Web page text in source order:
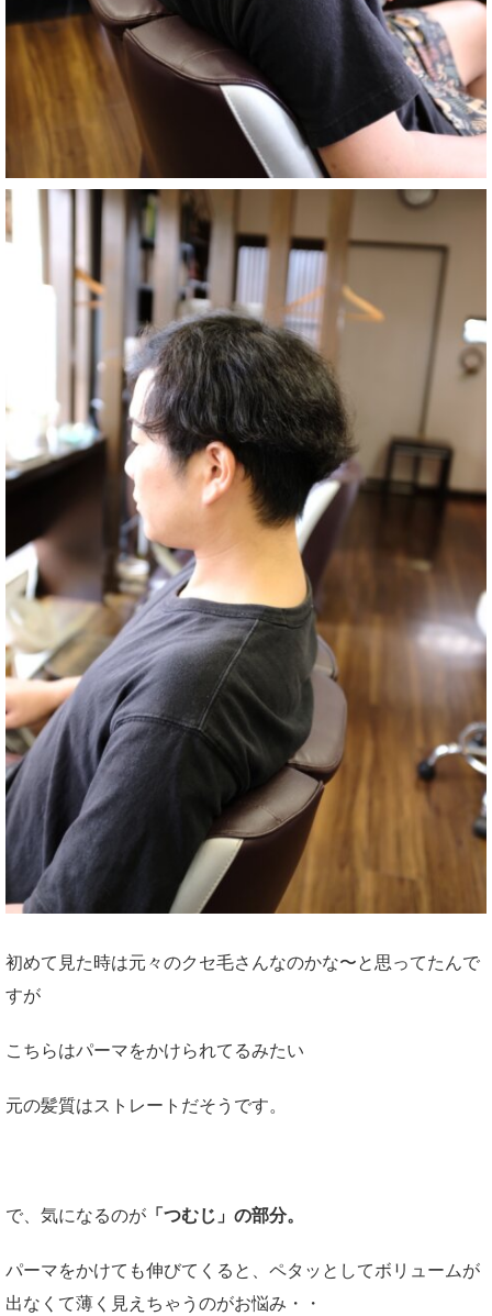
初めて見た時は元々のクセ毛さんなのかな〜と思ってたんで
すが
こちらはパーマをかけられてるみたい
元の髪質はストレートだそうです。
で、気になるのが 「つむじ」の部分。
パーマをかけても伸びてくると、ペタッとしてボリュームが
出なくて薄く見えちゃうのがお悩み・・